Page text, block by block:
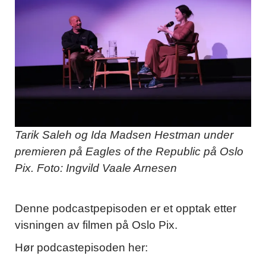
Tarik Saleh og Ida Madsen Hestman under
premieren på Eagles of the Republic på Oslo
Pix. Foto: Ingvild Vaale Arnesen
Denne podcastpepisoden er et opptak etter
visningen av filmen på Oslo Pix.
Hør podcastepisoden her: